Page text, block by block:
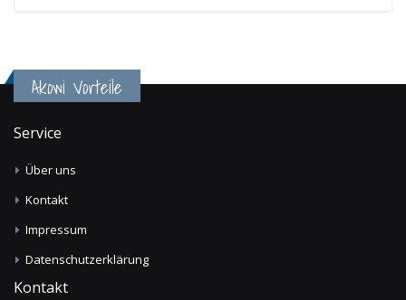
Akowi Vorteile
Service
Über uns
Kontakt
Impressum
Datenschutzerklärung
Kontakt